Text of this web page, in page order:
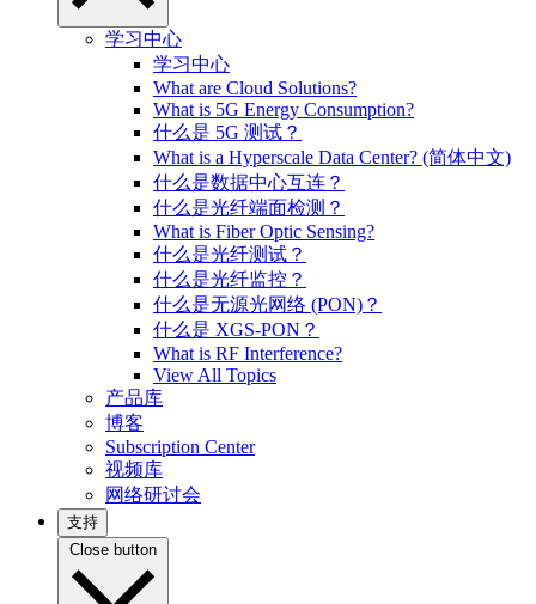
学习中心
学习中心
What are Cloud Solutions?
What is 5G Energy Consumption?
什么是 5G 测试？
What is a Hyperscale Data Center? (简体中文)
什么是数据中心互连？
什么是光纤端面检测？
What is Fiber Optic Sensing?
什么是光纤测试？
什么是光纤监控？
什么是无源光网络 (PON)？
什么是 XGS-PON？
What is RF Interference?
View All Topics
产品库
博客
Subscription Center
视频库
网络研讨会
支持
Close button